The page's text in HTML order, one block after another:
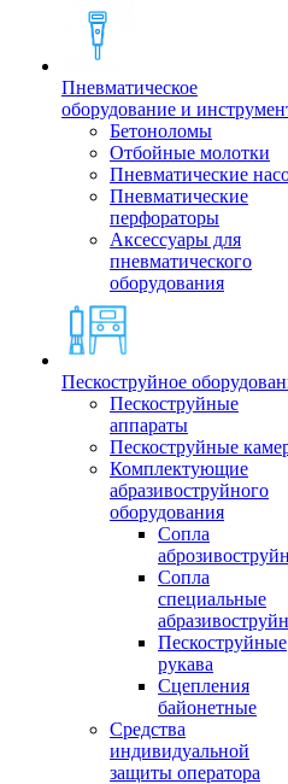
Пневматическое
оборудование и
Бетоноломы
Отбойные молотки
Пневматические
Пневматические
перфораторы
Аксессуары для
пневматического
оборудования
Пескоструйное
Пескоструйные
аппараты
Пескоструйные
Комплектующие
абразивоструйного
оборудования
Сопла
Сопла
специальные
Пескоструйные
рукава
Сцепления
байонетные
Средства
индивидуальной
защиты оператора